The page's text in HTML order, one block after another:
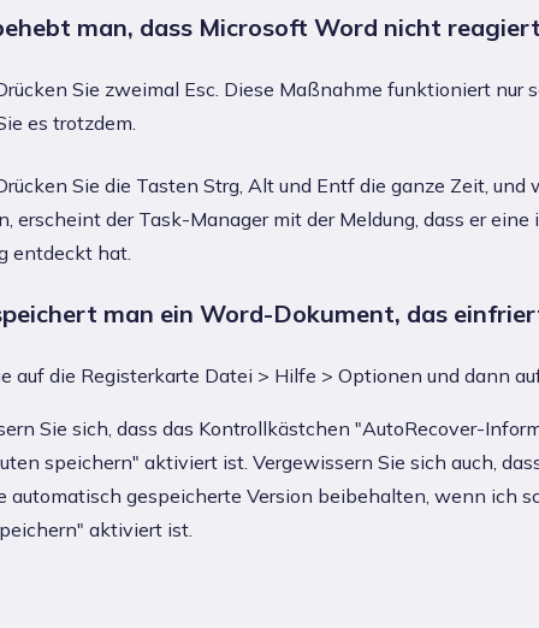
man, dass Microsoft Word nicht
Sie zweimal Esc. Diese Maßnahme funktioniert nur
es trotzdem.
Sie die Tasten Strg, Alt und Entf die ganze Zeit, und
erscheint der Task-Manager mit der Meldung, dass er eine
entdeckt hat.
man ein Word-Dokument, das
auf die Registerkarte Datei > Hilfe > Optionen und dann
Sie sich, dass das Kontrollkästchen "AutoRecover-
speichern" aktiviert ist. Vergewissern Sie sich auch,
automatisch gespeicherte Version beibehalten, wenn ich
aktiviert ist.